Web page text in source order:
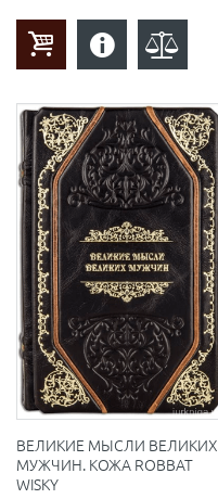
ВЕЛИКИЕ МЫСЛИ ВЕЛИКИХ
МУЖЧИН. КОЖА ROBBAT
WISKY